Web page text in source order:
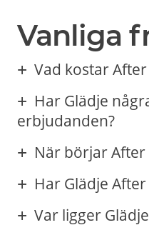
Vanliga
Vad kostar
Har Glädje
erbjudanden?
När börjar After
Har Glädje
Var ligger